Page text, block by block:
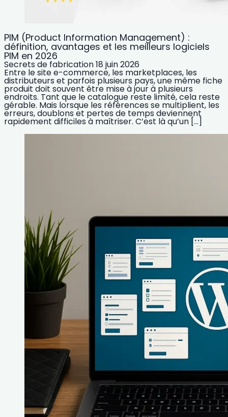
PIM (Product Information Management) :
définition, avantages et les meilleurs logiciels
PIM en 2026
Secrets de fabrication18 juin 2026
Entre le site e-commerce, les marketplaces, les
distributeurs et parfois plusieurs pays, une même fiche
produit doit souvent être mise à jour à plusieurs
endroits. Tant que le catalogue reste limité, cela reste
gérable. Mais lorsque les références se multiplient, les
erreurs, doublons et pertes de temps deviennent
rapidement difficiles à maîtriser. C’est là qu’un […]